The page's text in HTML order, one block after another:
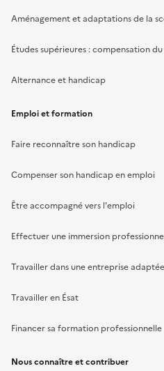
Aménagement et adaptations de la
Études supérieures : compensation
Alternance et handicap
Emploi et formation
Faire reconnaître son handicap
Compenser son handicap en emploi
Être accompagné vers l'emploi
Effectuer une immersion
Travailler dans une entreprise adaptée
Travailler en Ésat
Financer sa formation professionnelle
Nous connaître et contribuer